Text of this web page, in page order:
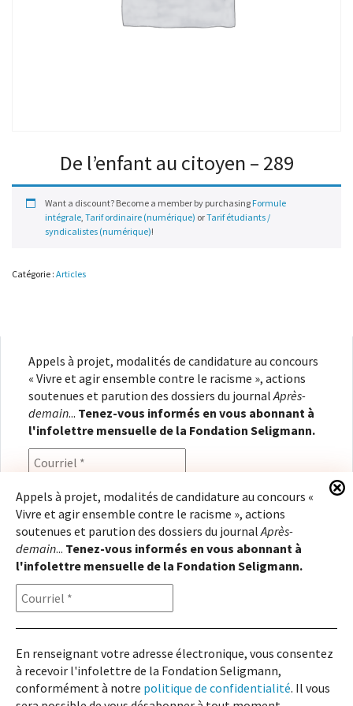
De l’enfant au citoyen – 289
Want a discount? Become a member by purchasing Formule
intégrale, Tarif ordinaire (numérique) orTarif étudiants /
syndicalistes (numérique)!
Catégorie : Articles
Appels à projet, modalités de candidature au concours
« Vivre et agir ensemble contre le racisme », actions
soutenues et parution des dossiers du journalAprès-
demain... Tenez-vous informés en vous abonnant à
l'infolettre mensuelle de la Fondation Seligmann.
En renseignant votre adresse électronique, vous
consentez à recevoir l'infolettre de la Fondation
Seligmann, conformément à notrepolitique de
confidentialité. Il vous sera possible de vous
désabonner à tout moment.
Copyright © 2026Fondation Seligmann|Mentions légales|Crédits
Fondation Seligmann
Journal Après-demain
Appels à projet, modalités de candidature au concours «
Vivre et agir ensemble contre le racisme », actions
soutenues et parution des dossiers du journalAprès-
demain... Tenez-vous informés en vous abonnant à
l'infolettre mensuelle de la Fondation Seligmann.
En renseignant votre adresse électronique, vous consentez
à recevoir l'infolettre de la Fondation Seligmann,
conformément à notre politique de confidentialité. Il vous